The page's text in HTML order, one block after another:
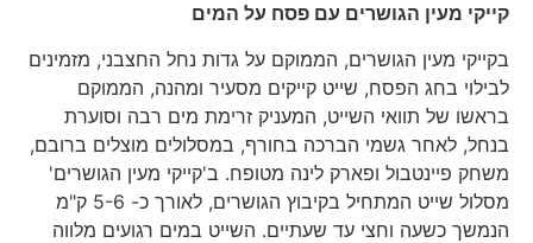
קייקי מעין הגושרים עם פסח על המים
בקייקי מעין הגושרים, הממוקם על גדות נחל החצבני, מזמינים
לבילוי בחג הפסח, שייט קייקים מסעיר ומהנה, הממוקם
בראשו של תוואי השייט, המעניק זרימת מים רבה וסוערת
בנחל, לאחר גשמי הברכה בחורף, במסלולים מוצלים ברובם,
משחק פיינטבול ופארק לינה מטופח. ב'קייקי מעין הגושרים'
מסלול שייט המתחיל בקיבוץ הגושרים, לאורך כ- 5-6 ק"מ
הנמשך כשעה וחצי עד שעתיים. השייט במים רגועים מלווה